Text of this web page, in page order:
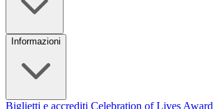
Informazioni
Biglietti e accrediti Celebration of Lives Award